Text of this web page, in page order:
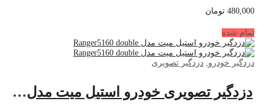
480,000 تومان
تمام شده
دزدگیر خودرو, دزدگیر تصویری
دزدگیر تصویری خودرو استیل میت مدل Ranger5160 double